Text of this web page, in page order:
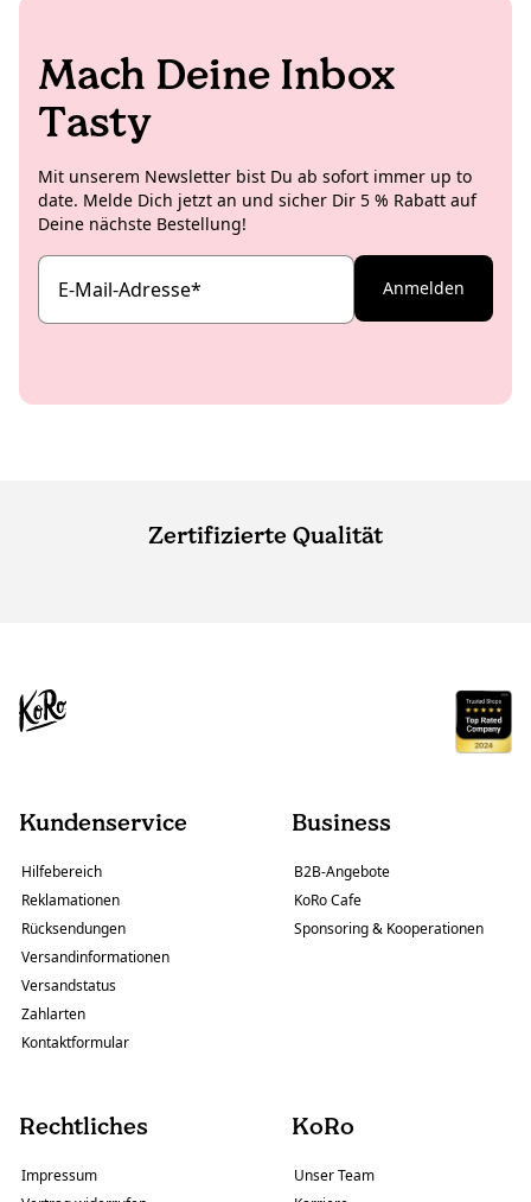
Mach Deine Inbox
Tasty
Mit unserem Newsletter bist Du ab sofort immer up to
date. Melde Dich jetzt an und sicher Dir 5 % Rabatt auf
Deine nächste Bestellung!
E-Mail-Adresse* Anmelden
Zertifizierte Qualität
Kundenservice
Hilfebereich
Reklamationen
Rücksendungen
Versandinformationen
Versandstatus
Zahlarten
Kontaktformular
Business
B2B-Angebote
KoRo Cafe
Sponsoring & Kooperationen
Rechtliches
Impressum
KoRo
Unser Team